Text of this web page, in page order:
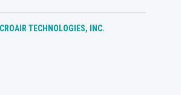
TECHNOLOGIES, INC.